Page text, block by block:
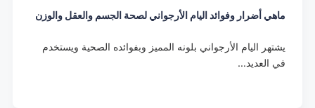
ماهي أضرار وفوائد اليام الأرجواني لصحة الجسم والعقل والوزن
يشتهر اليام الأرجواني بلونه المميز وبفوائده الصحية ويستخدم
في العديد…